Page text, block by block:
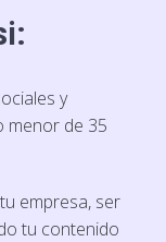
y
menor de 35
empresa, ser
tu contenido